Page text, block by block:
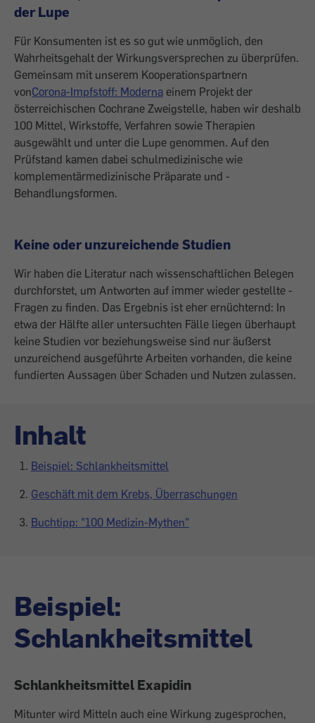
der Lupe
Für Konsumenten ist es so gut wie unmöglich, den
Wahrheitsgehalt der Wirkungsversprechen zu überprüfen.
Gemeinsam mit unserem Koope­rationspartnern
vonCorona-Impfstoff: Moderna einem Projekt der
österreichischen Cochrane Zweigstelle, haben wir deshalb
100 Mittel, Wirkstoffe, Verfahren sowie Therapien
ausgewählt und unter die Lupe genommen. Auf den
Prüfstand kamen dabei schulmedizinische wie
komplementärmedizinische Präparate und ­
Behandlungsformen.
Keine oder unzureichende Studien
Wir haben die Lite­ratur nach wissenschaftlichen Belegen
durchforstet, um Antworten auf immer wieder gestellte ­
Fragen zu finden. Das Ergebnis ist eher ernüchternd: In
etwa der Hälfte aller untersuchten Fälle liegen überhaupt
keine Studien vor beziehungsweise sind nur äußerst
unzureichend ausgeführte Arbeiten vorhanden, die keine
fundierten Aussagen über Schaden und ­Nutzen zulassen.
Inhalt
Beispiel: Schlankheitsmittel
Geschäft mit dem Krebs, Überraschungen
Buchtipp: "100 Medizin-Mythen"
Beispiel:
Schlankheitsmittel
Schlankheitsmittel Exapidin
Mitunter wird Mitteln auch eine Wirkung zugesprochen,